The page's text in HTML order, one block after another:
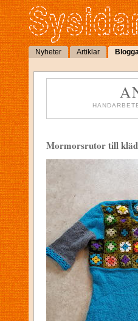
Nyheter Artiklar
Mormorsrutor till